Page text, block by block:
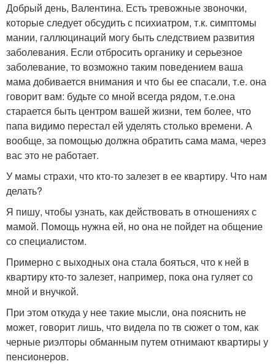
Добрый день, Валентина. Есть тревожные звоночки,
которые следует обсудить с психиатром, т.к. симптомы
мании, галлюцинаций могу быть следствием развития
заболевания. Если отбросить органику и серьезное
заболевание, то возможно таким поведением ваша
мама добивается внимания и что бы ее спасали, т.е. она
говорит вам: будьте со мной всегда рядом, т.е.она
старается быть центром вашей жизни, тем более, что
папа видимо перестал ей уделять столько времени. А
вообще, за помощью должна обратить сама мама, через
вас это не работает.
У мамы страхи, что кто-то залезет в ее квартиру. Что нам
делать?
Я пишу, чтобы узнать, как действовать в отношениях с
мамой. Помощь нужна ей, но она не пойдет на общение
со специалистом.
Примерно с выходных она стала бояться, что к ней в
квартиру кто-то залезет, например, пока она гуляет со
мной и внучкой.
При этом откуда у нее такие мысли, она пояснить не
может, говорит лишь, что видела по тв сюжет о том, как
черные риэлторы обманным путем отнимают квартиры у
пенсионеров.